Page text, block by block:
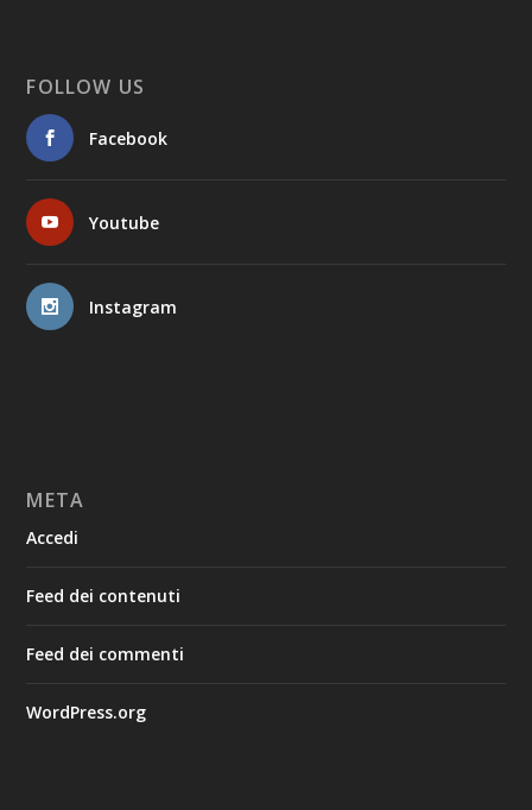
FOLLOW US
Facebook
Youtube
Instagram
META
Accedi
Feed dei contenuti
Feed dei commenti
WordPress.org